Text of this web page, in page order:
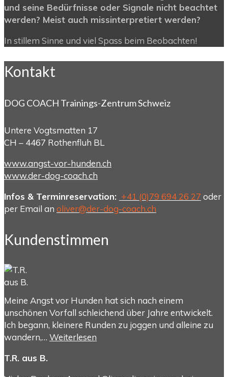
und seine Bedürfnisse oder Signale nicht beachtet
werden? Meist auch missinterpretiert werden?
In stillem Sinne und viel Spass beim Beobachten!
Kontakt
DOG COACH Trainings-Zentrum Schweiz
Untere Vogtsmatten 17
CH – 4467 Rothenfluh BL
www.angst-vor-hunden.ch
www.der-dog-coach.ch
Infos & Terminreservation: +41 (0)79 694 26 27 oder
per Email an oliver@der-dog-coach.ch
Kundenstimmen
Meine Angst vor Hunden hat sich nach einem
unschönen Vorfall schleichend über Jahre entwickelt.
Ich begann, kleinere Runden zu joggen und alleine zu
wandern,… Weiterlesen
T.R. aus B.